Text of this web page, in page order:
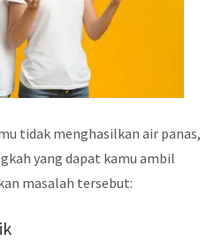
tidak menghasilkan air panas,
yang dapat kamu ambil
masalah tersebut: